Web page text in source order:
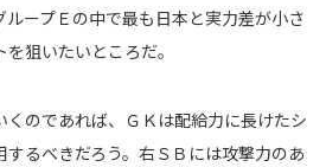
ープＥの中で最も日本と実力差が小さ
狙いたいところだ。
のであれば、ＧＫは配給力に長けたシ
るべきだろう。右ＳＢには攻撃力のあ